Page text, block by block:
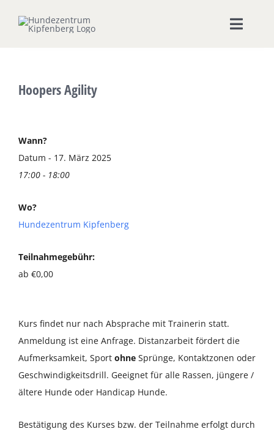
Inhalt
Toggle
Seminare & Workshops
Unsere Shops
Ernährungsberatung
Terminkalender
Kontakt & Anfahrt
Hoopers Agility
Wann?
Datum - 17. März 2025
17:00 - 18:00
Wo?
Hundezentrum Kipfenberg
Teilnahmegebühr:
ab €0,00
Kurs findet nur nach Absprache mit Trainerin statt.
Anmeldung ist eine Anfrage. Distanzarbeit fördert die
Aufmerksamkeit, Sport ohne Sprünge, Kontaktzonen oder
Geschwindigkeitsdrill. Geeignet für alle Rassen, jüngere /
ältere Hunde oder Handicap Hunde.
Bestätigung des Kurses bzw. der Teilnahme erfolgt durch